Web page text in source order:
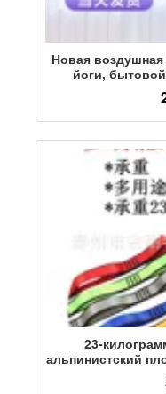
Новая воздушная
йоги,
на
23-
альпинистский
высотная йога,
растяжки